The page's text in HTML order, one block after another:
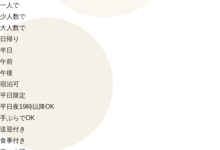
一人で
少人数で
大人数で
日帰り
半日
午前
午後
宿泊可
平日限定
平日夜19時以降OK
手ぶらでOK
送迎付き
食事付き